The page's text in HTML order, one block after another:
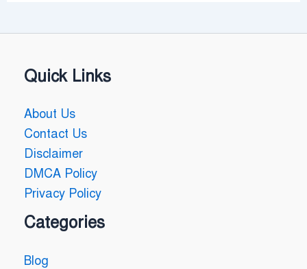
Quick Links
About Us
Contact Us
Disclaimer
DMCA Policy
Privacy Policy
Categories
Blog